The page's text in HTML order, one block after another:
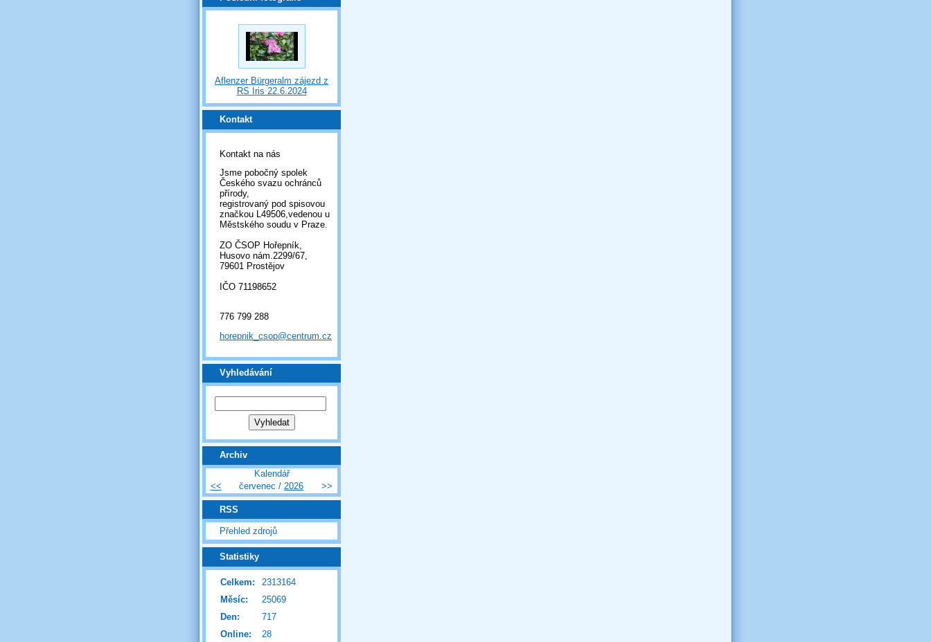
Aflenzer Bürgeralm zájezd z
RS Iris 22.6.2024
Kontakt
Kontakt na nás
Jsme pobočný spolek
Českého svazu ochránců
přírody,
registrovaný pod spisovou
značkou L49506,vedenou u
Městského soudu v Praze.
ZO ČSOP Hořepník,
Husovo nám.2299/67,
79601 Prostějov
IČO 71198652
776 799 288
horepnik_csop@centrum.cz
Vyhledávání
Archiv
Kalendář
<<
červenec / 2026 >>
RSS
Přehled zdrojů
Statistiky
Online: 28
Celkem:
2313164
Měsíc:
25069
Den:
717